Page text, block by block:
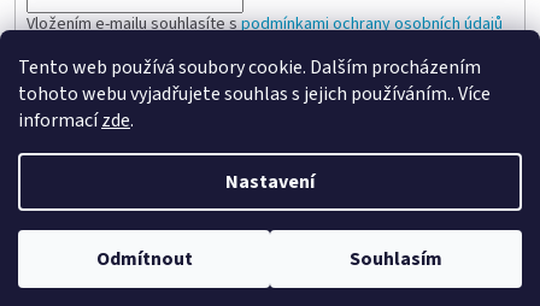
Tento web používá soubory cookie. Dalším procházením
tohoto webu vyjadřujete souhlas s jejich používáním.. Více
informacízde.
Nastavení
Odmítnout Souhlasím
Vložením e-mailu souhlasíte spodmínkami ochrany osobních údajů
PŘIHLÁSIT SE
Vytvořil Shoptet
Copyright 2026Spokojená kancelář . Všechna práva vyhrazena.